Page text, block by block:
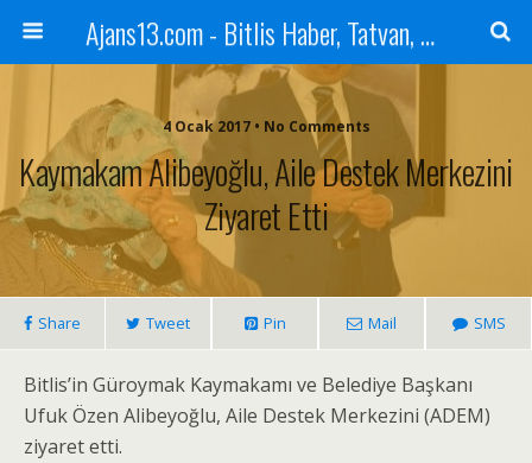
Ajans13.com - Bitlis Haber, Tatvan, Ahlat, Adilcevaz, Mutki, Hizan, Güroymak, Gazete, Ajans, 13, Haber
4 Ocak 2017 • No Comments
Kaymakam Alibeyoğlu, Aile Destek Merkezini
Ziyaret Etti
Share Tweet Pin Mail SMS
Bitlis’in Güroymak Kaymakamı ve Belediye Başkanı
Ufuk Özen Alibeyoğlu, Aile Destek Merkezini (ADEM)
ziyaret etti.